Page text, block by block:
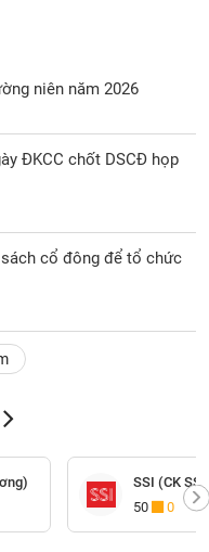
niên năm 2026
ĐKCC chốt DSCĐ họp
cổ đông để tổ chức
SSI (CK
50
0